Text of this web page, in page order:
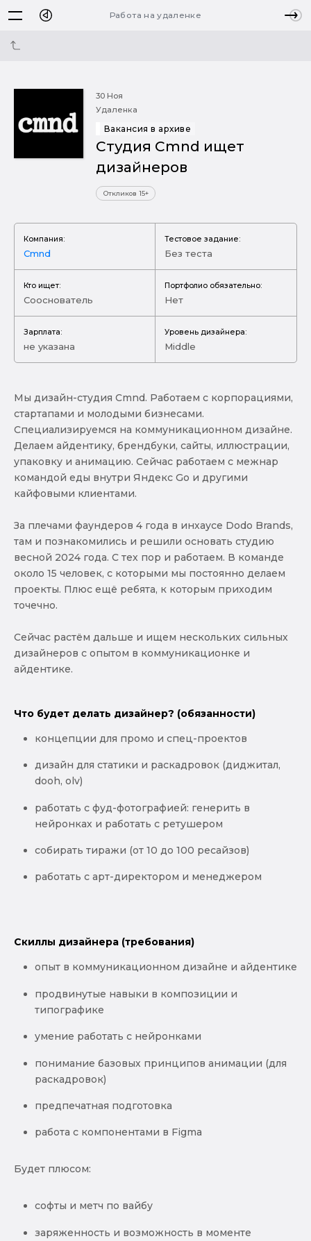
Работа на удаленке
30 Ноя
Удаленка
Вакансия в архиве
Студия Cmnd ищет
дизайнеров
Откликов 15+
Компания:
Cmnd
Тестовое задание:
Без теста
Кто ищет:
Сооснователь
Портфолио обязательно:
Нет
Зарплата:
не указана
Уровень дизайнера:
Middle
Мы дизайн-студия Cmnd. Работаем с корпорациями,
стартапами и молодыми бизнесами.
Специализируемся на коммуникационном дизайне.
Делаем айдентику, брендбуки, сайты, иллюстрации,
упаковку и анимацию. Сейчас работаем с межнар
командой еды внутри Яндекс Go и другими
кайфовыми клиентами.
За плечами фаундеров 4 года в инхаусе Dodo Brands,
там и познакомились и решили основать студию
весной 2024 года. С тех пор и работаем. В команде
около 15 человек, с которыми мы постоянно делаем
проекты. Плюс ещё ребята, к которым приходим
точечно.
Сейчас растём дальше и ищем нескольких сильных
дизайнеров с опытом в коммуникационке и
айдентике.
Что будет делать дизайнер? (обязанности)
концепции для промо и спец-проектов
дизайн для статики и раскадровок (диджитал,
dooh, olv)
работать с фуд-фотографией: генерить в
нейронках и работать с ретушером
собирать тиражи (от 10 до 100 ресайзов)
работать с арт-директором и менеджером
Скиллы дизайнера (требования)
опыт в коммуникационном дизайне и айдентике
продвинутые навыки в композиции и
типографике
умение работать с нейронками
понимание базовых принципов анимации (для
раскадровок)
предпечатная подготовка
работа с компонентами в Figma
Будет плюсом:
софты и метч по вайбу
заряженность и возможность в моменте